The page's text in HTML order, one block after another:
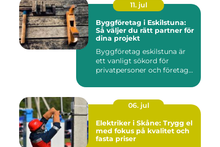
11. jul
Byggföretag i Eskilstuna:
Så väljer du rätt partner för
dina projekt
Byggföretag eskilstuna är
ett vanligt sökord för
privatpersoner och företag...
06. jul
Elektriker i Skåne: Trygg el
med fokus på kvalitet och
fasta priser